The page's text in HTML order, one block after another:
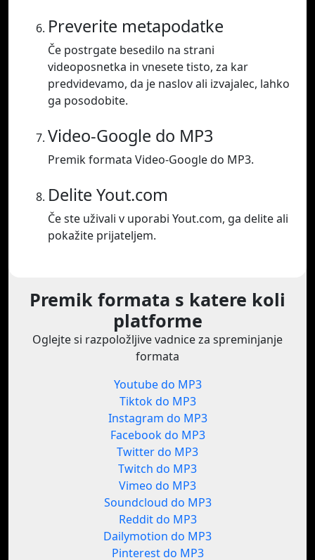
Preverite metapodatke
Če postrgate besedilo na strani
videoposnetka in vnesete tisto, za kar
predvidevamo, da je naslov ali izvajalec, lahko
ga posodobite.
Video-Google do MP3
Premik formata Video-Google do MP3.
Delite Yout.com
Če ste uživali v uporabi Yout.com, ga delite ali
pokažite prijateljem.
Premik formata s katere koli
platforme
Oglejte si razpoložljive vadnice za spreminjanje
formata
Youtube do MP3
Tiktok do MP3
Instagram do MP3
Facebook do MP3
Twitter do MP3
Twitch do MP3
Vimeo do MP3
Soundcloud do MP3
Reddit do MP3
Dailymotion do MP3
Pinterest do MP3